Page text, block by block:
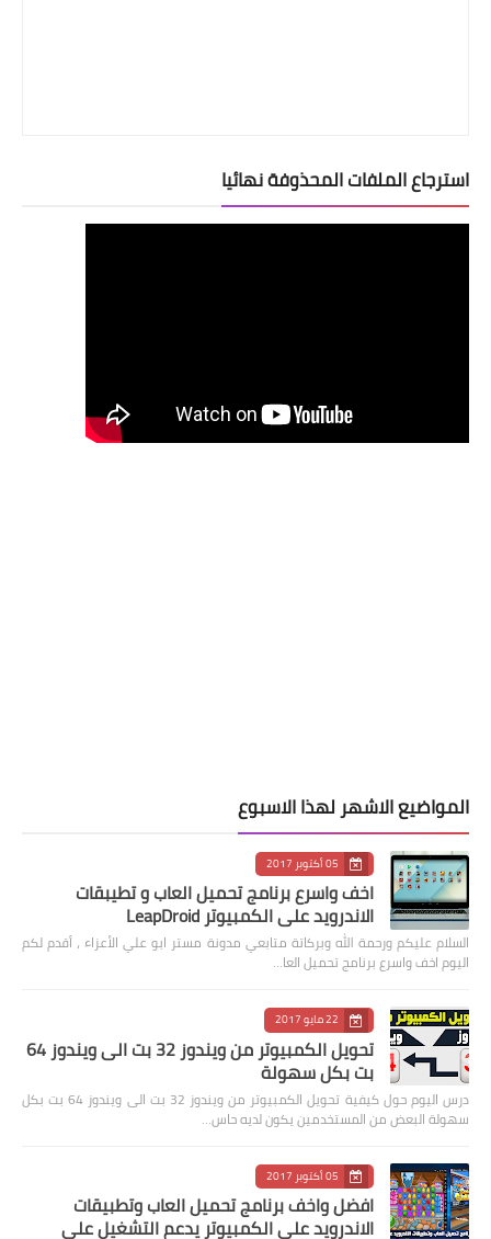
استرجاع الملفات المحذوفة نهائيا
المواضيع الاشهر لهذا الاسبوع
05 أكتوبر 2017
اخف واسرع برنامج تحميل العاب و تطيبقات
الاندرويد على الكمبيوتر LeapDroid
السلام عليكم ورحمة الله وبركاتة متابعي مدونة مستر ابو علي الأعزاء ، أقدم لكم
اليوم اخف واسرع برنامج تحميل العا…
22 مايو 2017
تحويل الكمبيوتر من ويندوز 32 بت الى ويندوز 64
بت بكل سهولة
درس اليوم حول كيفية تحويل الكمبيوتر من ويندوز 32 بت الى ويندوز 64 بت بكل
سهولة البعض من المستخدمين يكون لديه حاس…
05 أكتوبر 2017
افضل واخف برنامج تحميل العاب وتطبيقات
الاندرويد على الكمبيوتر يدعم التشغيل على